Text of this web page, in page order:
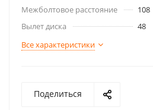
Межболтовое расстояние
108
Вылет диска
48
Все характеристики
Поделиться